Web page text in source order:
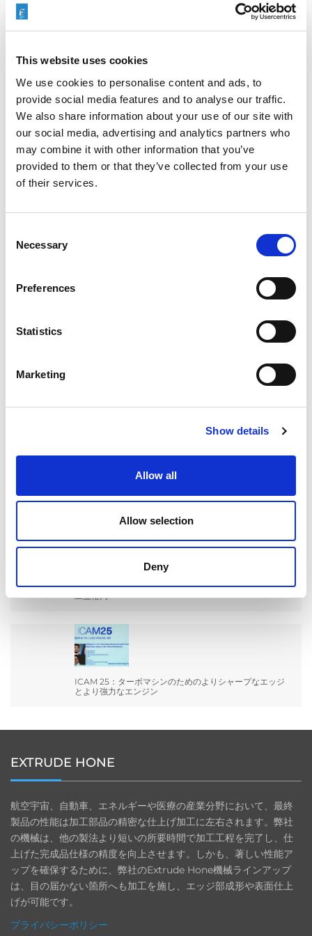
This website uses cookies
We use cookies to personalise content and ads, to
provide social media features and to analyse our traffic.
We also share information about your use of our site with
our social media, advertising and analytics partners who
may combine it with other information that you’ve
provided to them or that they’ve collected from your use
of their services.
Selection
Necessary
Preferences
Statistics
Marketing
Show details
Allow all
Allow selection
Deny
Client Testimonials,Company
Tags
サーマルデバーリング(TEM)
除去, 会社ニュース,顧客の声
成形の性能をいかに向上させたか
結
RAPID + TCT 2026：领先的增材制造盛会重返变革中的
工业格局
ICAM 25：ターボマシンのためのよりシャープなエッジ
とより強力なエンジン
EXTRUDE HONE
航空宇宙、自動車、エネルギーや医療の産業分野において、最終
製品の性能は加工部品の精密な仕上げ加工に左右されます。弊社
の機械は、他の製法より短いの所要時間で加工工程を完了し、仕
上げた完成品仕様の精度を向上させます。しかも、著しい性能ア
ップを確保するために、弊社のExtrude Hone機械ラインアップ
は、目の届かない箇所へも加工を施し、エッジ部成形や表面仕上
げが可能です。
プライバシーポリシー